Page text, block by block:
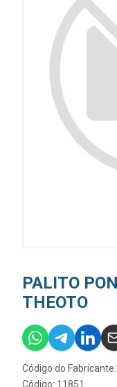
PALITO
THEOTO
Código do
Código: 11851